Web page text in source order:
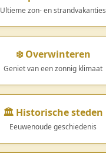
Ultieme zon- en strandvakanties
❄️ Overwinteren
Geniet van een zonnig klimaat
🏛️ Historische steden
Eeuwenoude geschiedenis